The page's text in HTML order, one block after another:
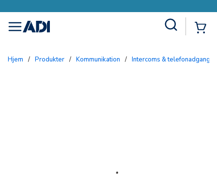
menu
Hjem / Produkter / Kommunikation / Intercoms & telefonadgang